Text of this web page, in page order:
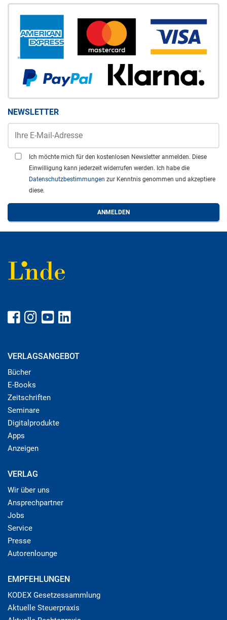
NEWSLETTER
Ich möchte mich für den kostenlosen Newsletter anmelden. Diese
Einwilligung kann jederzeit widerrufen werden. Ich habe die
Datenschutzbestimmungen zur Kenntnis genommen und akzeptiere
diese.
VERLAGSANGEBOT
Bücher
E-Books
Zeitschriften
Seminare
Digitalprodukte
Apps
Anzeigen
VERLAG
Wir über uns
Ansprechpartner
Jobs
Service
Presse
Autorenlounge
EMPFEHLUNGEN
KODEX Gesetzessammlung
Aktuelle Steuerpraxis